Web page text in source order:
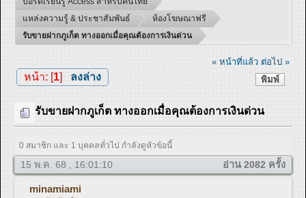
แหล่งความรู้ & ประชาสัมพันธ์
ห้องโฆษณาฟรี
รับขายฝากภูเก็ต ทางออกเมื่อคุณต้องการเงินด่วน
« หน้าที่แล้ว ต่อไป »
พิมพ์
หน้า: [1] ลงล่าง
รับขายฝากภูเก็ต ทางออกเมื่อคุณต้องการเงินด่วน
0 สมาชิก และ 1 บุคคลทั่วไป กำลังดูหัวข้อนี้
15 พ.ค. 68 , 16:01:10 อ่าน 2082 ครั้ง
minamiami